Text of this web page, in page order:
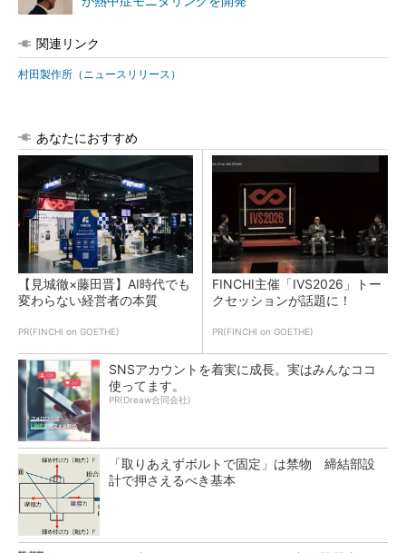
関連リンク
村田製作所（ニュースリリース）
あなたにおすすめ
【見城徹×藤田晋】AI時代でも
変わらない経営者の本質
PR(FINCHI on GOETHE)
FINCHI主催「IVS2026」トー
クセッションが話題に！
PR(FINCHI on GOETHE)
SNSアカウントを着実に成長。実はみんなココ
使ってます。
PR(Dreaw合同会社)
「取りあえずボルトで固定」は禁物 締結部設
計で押さえるべき基本